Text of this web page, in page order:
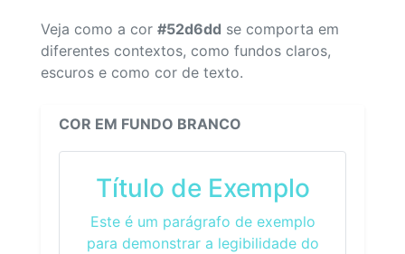
Veja como a cor #52d6dd se comporta em
diferentes contextos, como fundos claros,
escuros e como cor de texto.
COR EM FUNDO BRANCO
Título de Exemplo
Este é um parágrafo de exemplo
para demonstrar a legibilidade do